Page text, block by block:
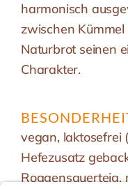
harmonisch
zwischen
Naturbrot seinen
Charakter.
vegan, laktosefrei
Hefezusatz
Roggensauerteig,